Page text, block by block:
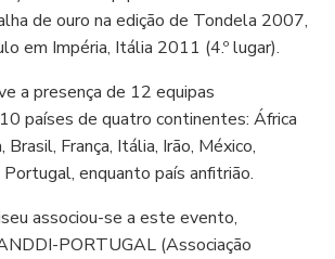
de ouro na edição de Tondela 2007,
em Impéria, Itália 2011 (4.º lugar).
a presença de 12 equipas
países de quatro continentes: África
França, Itália, Irão, México,
enquanto país anfitrião.
associou-se a este evento,
PORTUGAL (Associação